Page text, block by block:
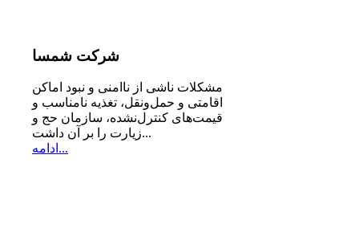
شرکت شمسا
مشكلات ناشی از ناامنی و نبود اماكن
اقامتی و حمل‌ونقل، تغذیه‌ نامناسب و
قیمت‌های كنترل‌نشده، سازمان حج و
زیارت را بر آن داشت...
ادامه...